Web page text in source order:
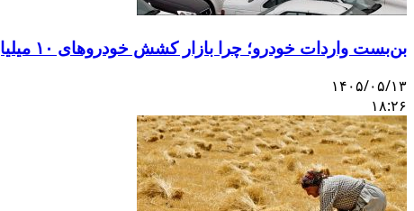
بن‌بست واردات خودرو؛ چرا بازار کشش خودروهای ۱۰ میلیاردی را ندارد؟
۱۴۰۵/۰۵/۱۳
۱۸:۲۶